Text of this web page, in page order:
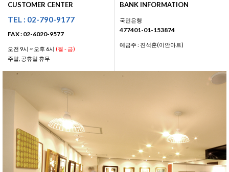
CUSTOMER CENTER
TEL : 02-790-9177
FAX : 02-6020-9577
오전 9시 ~ 오후 6시 (월 - 금)
주말, 공휴일 휴무
BANK INFORMATION
국민은행
477401-01-153874
예금주 : 진석훈(이안아트)